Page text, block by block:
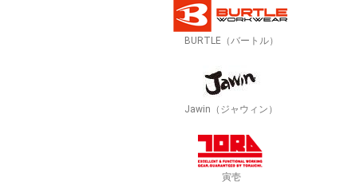
BURTLE（バートル）
Jawin（ジャウィン）
寅壱